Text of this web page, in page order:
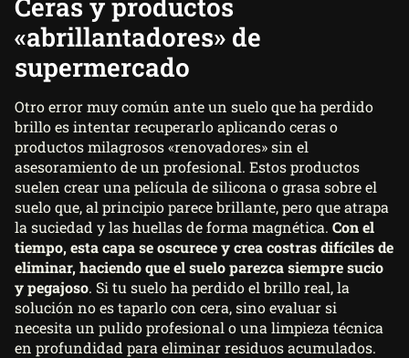
«abrillantadores» de
supermercado
Otro error muy común ante un suelo que ha perdido
brillo es intentar recuperarlo aplicando ceras o
productos milagrosos «renovadores» sin el
asesoramiento de un profesional. Estos productos
suelen crear una película de silicona o grasa sobre el
suelo que, al principio parece brillante, pero que atrapa
la suciedad y las huellas de forma magnética. Con el
tiempo, esta capa se oscurece y crea costras difíciles de
eliminar, haciendo que el suelo parezca siempre sucio
y pegajoso. Si tu suelo ha perdido el brillo real, la
solución no es taparlo con cera, sino evaluar si
necesita un pulido profesional o una limpieza técnica
en profundidad para eliminar residuos acumulados.